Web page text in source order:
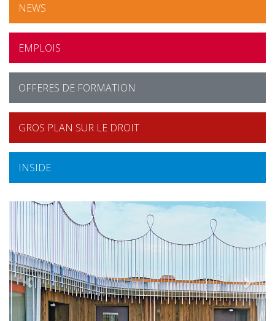
NEWS
EMPLOIS
OFFERES DE FORMATION
GROS PLAN SUR LE DROIT
INSIDE